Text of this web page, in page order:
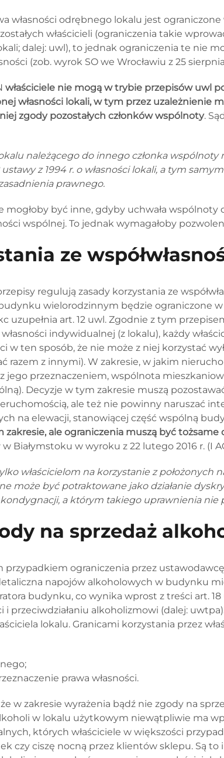
własności odrębnego lokalu jest
właścicieli (ograniczenia takie
dalej: uwl), to jednak ograniczenia te nie
(zob. wyrok SO we Wrocławiu z 25 sierpnia
właściciele nie mogą w trybie przepisów uwl
własności lokali, w tym przez uzależnienie
zgody pozostałych członków wspólnoty.
należącego do innego członka
z 1994 r. o własności lokali, a tym
prawnego.
mogłoby być inne, gdyby uchwała
wspólnej. To jednak wymagałoby
ze
regulują zasady korzystania ze
wielorodzinnym będzie ograniczone
uzupełnia art. 12 uwl. Zgodnie z tym
indywidualnej (z lokalu), każdy
w ten sposób, że nie może z niej korzystać
razem z innymi). W zakresie, w jakim
jego przeznaczeniem, wspólnota
Decyzje w tym zakresie muszą
ale też nie powinny naruszać
na elewacji, stanowiącej część wspólną
ale ograniczenia muszą być
Białymstoku w wyroku z 22 lutego 2016 r. (I
właścicielom na korzystanie z położonych
może być potraktowane jako działanie
kondygnacji, a którym takiego uprawnienia nie
na sprzedaż
ograniczenia przez
napojów alkoholowych w budynku
budynku, co wynika wprost z treści art.
i przeciwdziałaniu alkoholizmowi (dalej:
lokalu. Granicami korzystania przez
prawa własności.
w zakresie wyrażenia bądź nie zgody na
w lokalu użytkowym niewątpliwie ma
których właściciele w większości
czy ciszę nocną przez klientów sklepu. Są